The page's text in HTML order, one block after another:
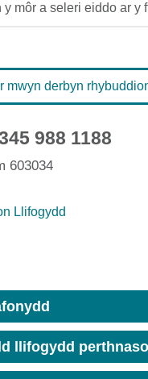
y môr a seleri eiddo ar y
mwyn derbyn
988 1188
603034
Llifogydd
llifogydd perthnasol